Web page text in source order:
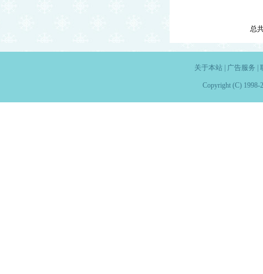
总
关于本站| 广告服务
Copyright (C) 1998-